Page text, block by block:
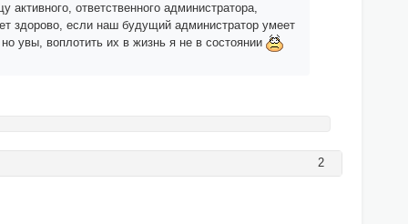
ответственного администратора,
здорово, если наш будущий администратор умеет
увы, воплотить их в жизнь я не в состоянии
2